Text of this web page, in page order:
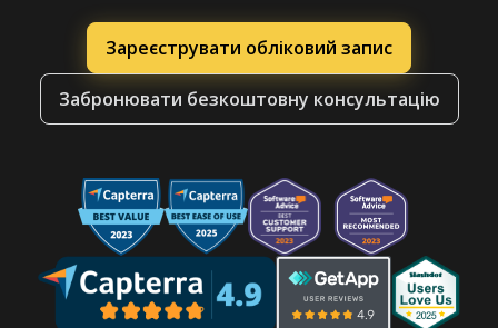
Зареєструвати обліковий запис
Забронювати безкоштовну консультацію